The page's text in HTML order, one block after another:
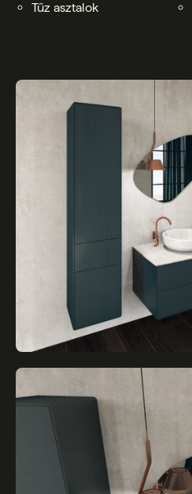
Tűz asztalok